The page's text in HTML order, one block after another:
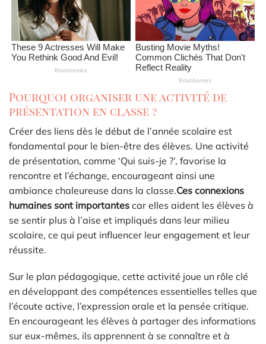
Pourquoi organiser une activité de
présentation en classe ?
Créer des liens dès le début de l’année scolaire est
fondamental pour le bien-être des élèves. Une activité
de présentation, comme ‘Qui suis-je ?’, favorise la
rencontre et l’échange, encourageant ainsi une
ambiance chaleureuse dans la classe.Ces connexions
humaines sont importantes car elles aident les élèves à
se sentir plus à l’aise et impliqués dans leur milieu
scolaire, ce qui peut influencer leur engagement et leur
réussite.
Sur le plan pédagogique, cette activité joue un rôle clé
en développant des compétences essentielles telles que
l’écoute active, l’expression orale et la pensée critique.
En encourageant les élèves à partager des informations
sur eux-mêmes, ils apprennent à se connaître et à